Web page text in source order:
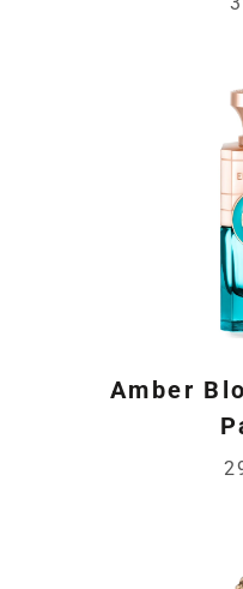
Amber